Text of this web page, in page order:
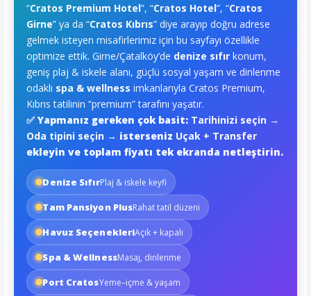
“Cratos Premium Hotel”, “Cratos Hotel”, “Cratos
Girne” ya da “Cratos Kıbrıs” diye arayıp doğru adrese
gelmek isteyen misafirlerimiz için bu sayfayı özellikle
optimize ettik. Girne/Çatalköy’de denize sıfır konum,
geniş plaj & iskele alanı, güçlü sosyal yaşam ve dinlenme
odaklı spa & wellness imkanlarıyla Cratos Premium,
Kıbrıs tatilinin “premium” tarafını yaşatır.
✅ Yapmanız gereken çok basit: Tarihinizi seçin →
Oda tipini seçin → isterseniz Uçak + Transfer
ekleyin ve toplam fiyatı tek ekranda netleştirin.
Denize SıfırPlaj & iskele keyfi
Tam Pansiyon PlusRahat tatil düzeni
Havuz SeçenekleriAçık + kapalı
Spa & WellnessMasaj, dinlenme
Port CratosYeme–içme & yaşam